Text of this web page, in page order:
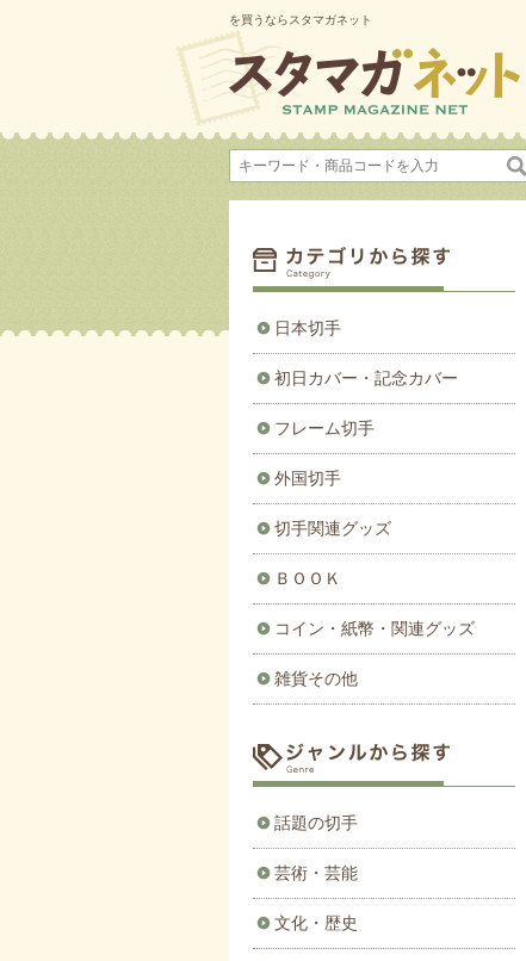
を買うならスタマガネット
日本切手
初日カバー・記念カバー
フレーム切手
外国切手
切手関連グッズ
ＢＯＯＫ
コイン・紙幣・関連グッズ
雑貨その他
話題の切手
芸術・芸能
文化・歴史